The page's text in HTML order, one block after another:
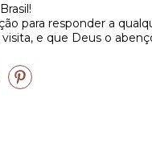
para responder a
e que Deus o